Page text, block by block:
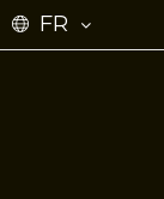
FR